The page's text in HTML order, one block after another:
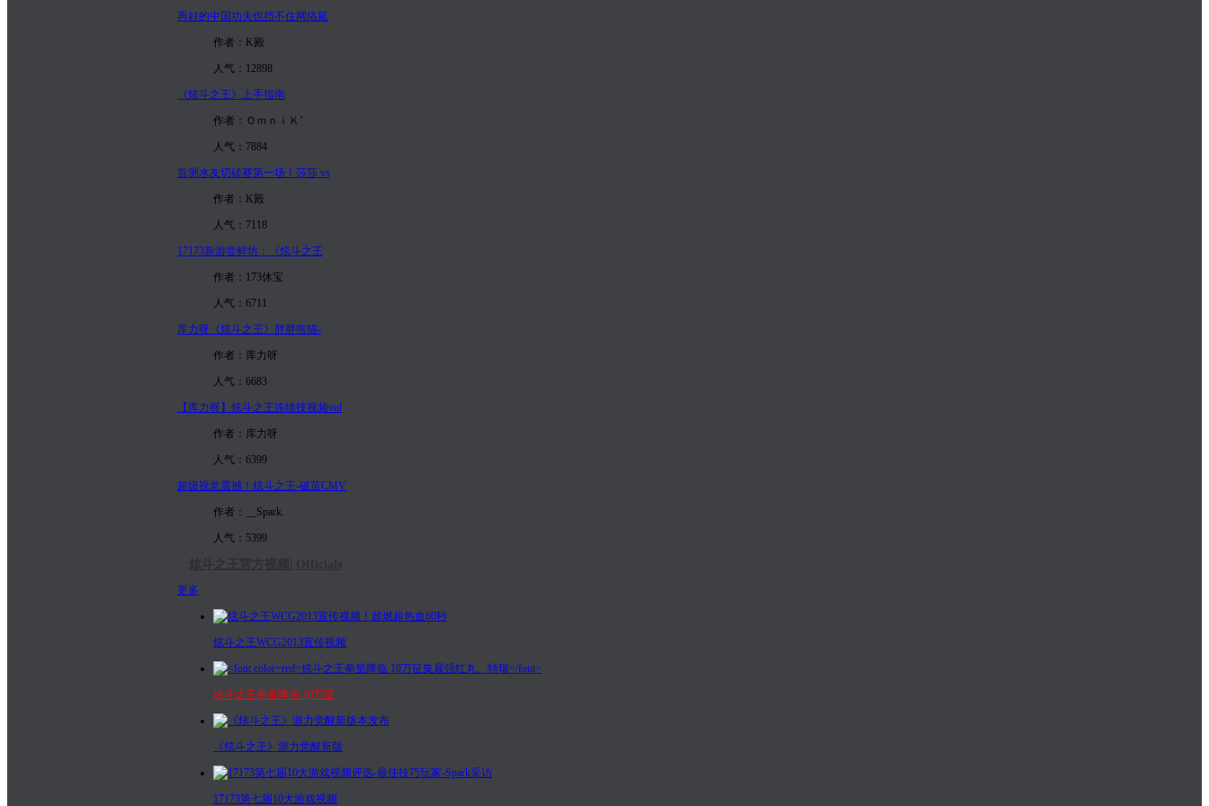
再好的中国功夫也挡不住网络延
作者：K殿
人气：12898
《炫斗之王》上手指南
作者：ＯｍｎｉＫ’
人气：7884
首测水友切磋赛第一场！莎莎 vs
作者：K殿
人气：7118
17173新游尝鲜坊：《炫斗之王
作者：173休宝
人气：6711
库力呀《炫斗之王》胖胖熊猫-
作者：库力呀
人气：6683
【库力呀】炫斗之王连续技视频vol
作者：库力呀
人气：6399
超级视觉震撼！炫斗之王-破茧CMV
作者：__Spark.
人气：5399
炫斗之王官方视频| Officials
更多
炫斗之王WCG2013宣传视频
炫斗之王拳皇降临 10万征
《炫斗之王》源力觉醒新版
17173第七届10大游戏视频